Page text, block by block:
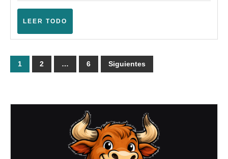
LEER TODO
Paginación
de
1 2 … 6 Siguientes